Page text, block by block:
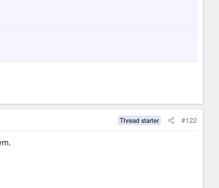
Thread starter #122